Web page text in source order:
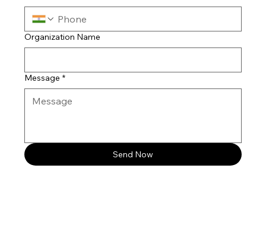
Organization Name
Message *
Send Now